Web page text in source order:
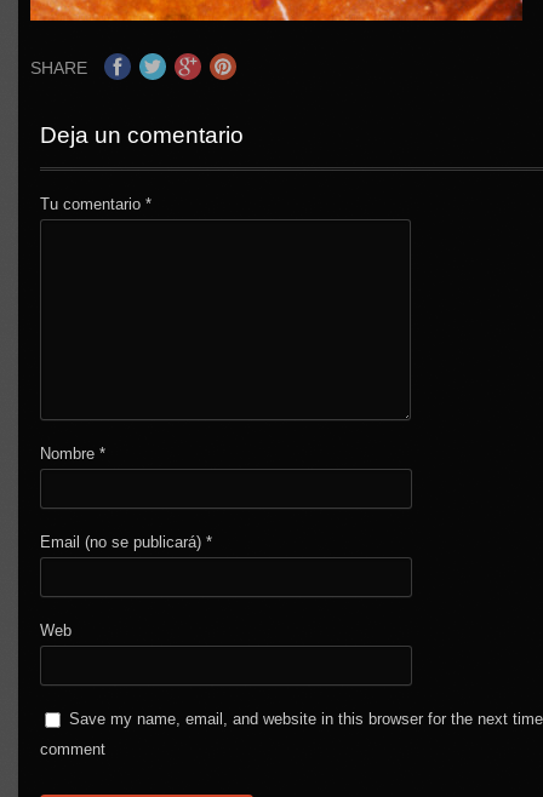
SHARE
Deja un comentario
Tu comentario*
Nombre*
Email (no se publicará)*
Web
Save my name, email, and website in this browser for the next
comment